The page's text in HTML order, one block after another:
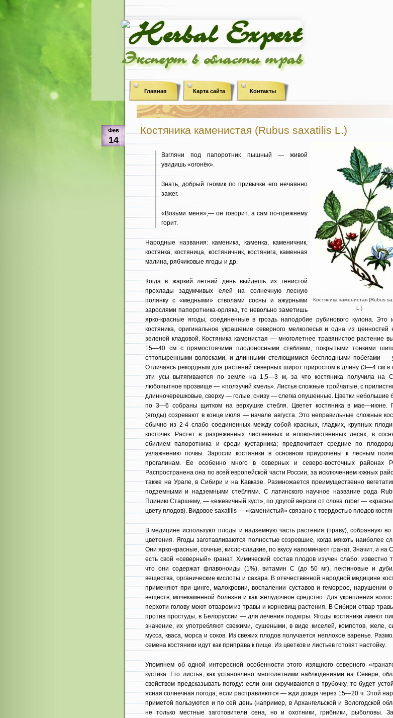
Эксперт в области трав
Главная Карта сайта Контакты
Фев
14
Костяника каменистая (Rubus saxatilis L.)
Костяника каменистая (Rubus
L.)
Взгляни под папоротник пышный — живой
увидишь «огонёк».
Знать, добрый гномик по привычке его нечаянно
зажег.
«Возьми меня»,— он говорит, а сам по-прежнему
горит.
Народные названия: каменика, каменка, каменичник,
костянка, костяница, костяничник, костянига, каменная
малина, рябчиковые ягоды и др.
Когда в жаркий летний день выйдешь из тенистой
прохлады задумчивых елей на солнечную лесную
полянку с «медными» стволами сосны и ажурными
зарослями папоротника-орляка, то невольно заметишь
ярко-красные ягоды, соединенные в гроздь наподобие рубинового кулона. Это
костяника, оригинальное украшение северного мелколесья и одна из ценностей
зеленой кладовой. Костяника каменистая — многолетнее травянистое растение
15—40 см с прямостоячими плодоносными стеблями, покрытыми тонкими
оттопыренными волосками, и длинными стелющимися бесплодными побегами —
Отличаясь рекордным для растений северных широт приростом в длину (3—4 см в
эти усы вытягиваются по земле на 1,5—3 м, за что костяника получила на
любопытное прозвище — «ползучий хмель». Листья сложные тройчатые, с
длинночерешковые, сверху — голые, снизу — слегка опушенные. Цветки небольшие
по 3—6 собраны щитком на верхушке стебля. Цветет костяника в мае—июне.
(ягоды) созревают в конце июля — начале августа. Это неправильные сложные
обычно из 2-4 слабо соединенных между собой красных, гладких, крупных
косточек. Растет в разреженных лиственных и елово-лиственных лесах, в
обилием папоротника и среди кустарника; предпочитает средние по
увлажнению почвы. Заросли костяники в основном приурочены к лесным
прогалинам. Ее особенно много в северных и северо-восточных районах
Распространена она по всей европейской части России, за исключением южных
также на Урале, в Сибири и на Кавказе. Размножается преимущественно
подземными и надземными стеблями. С латинского научное название рода
Плинию Старшему, — «ежевичный куст», по другой версии от слова ruber —
цвету плодов). Видовое saxatilis — «каменистый» связано с твердостью плодов
В медицине используют плоды и надземную часть растения (траву), собранную во
цветения. Ягоды заготавливаются полностью созревшие, когда мякоть наиболее
Они ярко-красные, сочные, кисло-сладкие, по вкусу напоминают гранат. Значит, и на
есть свой «северный» гранат. Химический состав плодов изучен слабо: известно
что они содержат флавоноиды (1%), витамин С (до 50 мг), пектиновые и
вещества, органические кислоты и сахара. В отечественной народной медицине
применяют при цинге, малокровии, воспалении суставов и геморрое, нарушении
веществ, мочекаменной болезни и как желудочное средство. Для укрепления
перхоти голову моют отваром из травы и корневищ растения. В Сибири отвар
против простуды, в Белоруссии — для лечения подагры. Ягоды костяники имеют
значение, их употребляют свежими, сушеными, в виде киселей, компотов, желе,
мусса, кваса, морса и соков. Из свежих плодов получается неплохое варенье.
семена костяники идут как приправа к пище. Из цветков и листьев готовят настойку.
Упомянем об одной интересной особенности этого изящного северного
кустика. Его листья, как установлено многолетними наблюдениями на Севере,
свойством предсказывать погоду: если они скручиваются в трубочку, то будет
ясная солнечная погода; если расправляются — жди дождя через 15—20 ч. Этой
приметой пользуются и по сей день (например, в Архангельской и Вологодской
не только местные заготовители сена, но и охотники, грибники, рыболовы.